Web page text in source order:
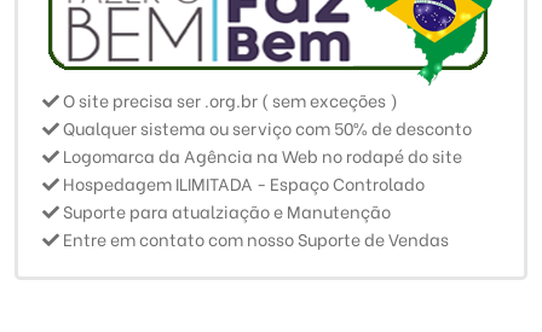
O site precisa ser .org.br ( sem exceções )
Qualquer sistema ou serviço com 50% de desconto
Logomarca da Agência na Web no rodapé do site
Hospedagem ILIMITADA - Espaço Controlado
Suporte para atualziação e Manutenção
Entre em contato com nosso Suporte de Vendas